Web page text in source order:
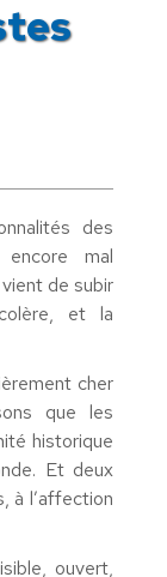
des
mal
de subir
et la
cher
que les
historique
Et deux
à l’affection
ouvert,